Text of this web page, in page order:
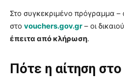
Στο συγκεκριμένο πρόγραμμα –
στο vouchers.gov.gr – οι
έπειτα από κλήρωση.
Πότε η αίτηση